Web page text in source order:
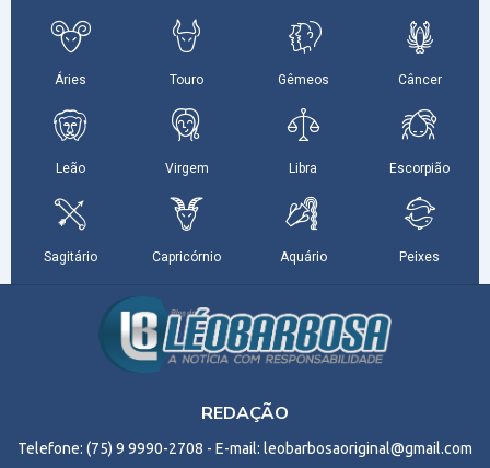
REDAÇÃO
Telefone: (75) 9 9990-2708 - E-mail: leobarbosaoriginal@gmail.com